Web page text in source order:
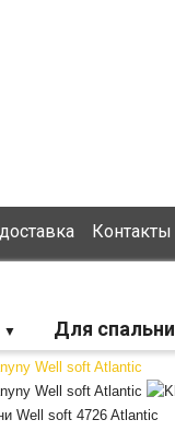
Контакты
Для спальни